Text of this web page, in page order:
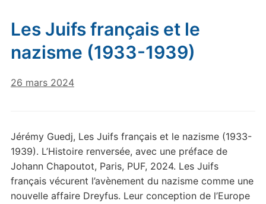
Les Juifs français et le
nazisme (1933-1939)
26 mars 2024
Jérémy Guedj, Les Juifs français et le nazisme (1933-
1939). L’Histoire renversée, avec une préface de
Johann Chapoutot, Paris, PUF, 2024. Les Juifs
français vécurent l’avènement du nazisme comme une
nouvelle affaire Dreyfus. Leur conception de l’Europe